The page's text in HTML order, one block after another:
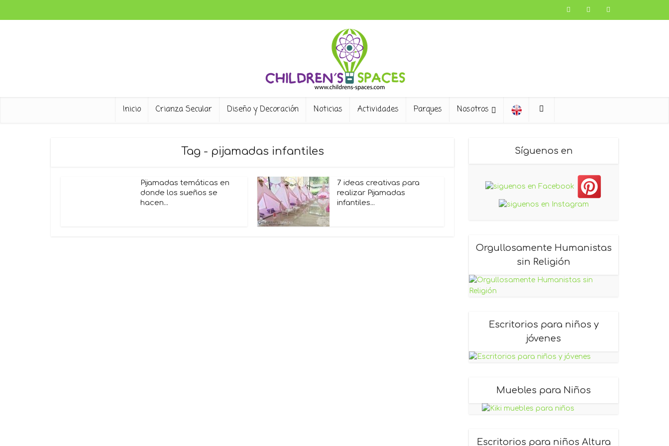
Inicio Crianza Secular Diseño y Decoración Noticias Actividades Parques Nosotros
Tag - pijamadas infantiles
Pijamadas temáticas en
donde los sueños se
hacen...
7 ideas creativas para
realizar Pijamadas
infantiles...
Síguenos en
Orgullosamente Humanistas
sin Religión
Escritorios para niños y
jóvenes
Muebles para Niños
Escritorios para niños Altura